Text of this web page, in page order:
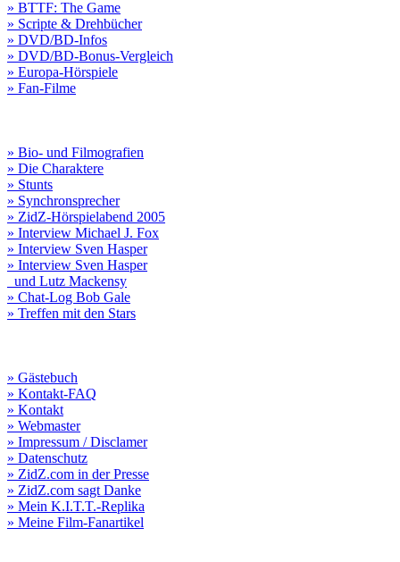
» BTTF: The Game
» Scripte & Drehbücher
» DVD/BD-Infos
» DVD/BD-Bonus-Vergleich
» Europa-Hörspiele
» Fan-Filme
» Bio- und Filmografien
» Die Charaktere
» Stunts
» Synchronsprecher
» ZidZ-Hörspielabend 2005
» Interview Michael J. Fox
» Interview Sven Hasper
» Interview Sven Hasper
und Lutz Mackensy
» Chat-Log Bob Gale
» Treffen mit den Stars
» Gästebuch
» Kontakt-FAQ
» Kontakt
» Webmaster
» Impressum / Disclamer
» Datenschutz
» ZidZ.com in der Presse
» ZidZ.com sagt Danke
» Mein K.I.T.T.-Replika
» Meine Film-Fanartikel